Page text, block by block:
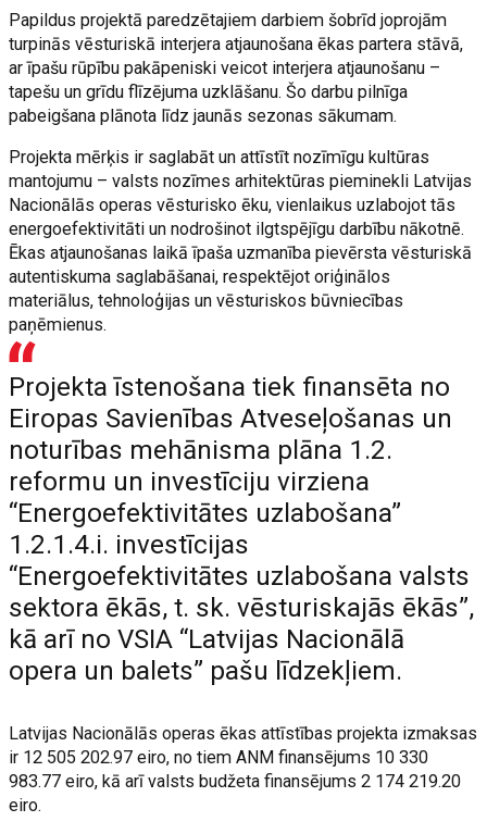
Papildus projektā paredzētajiem darbiem šobrīd joprojām
turpinās vēsturiskā interjera atjaunošana ēkas partera stāvā,
ar īpašu rūpību pakāpeniski veicot interjera atjaunošanu –
tapešu un grīdu flīzējuma uzklāšanu. Šo darbu pilnīga
pabeigšana plānota līdz jaunās sezonas sākumam.
Projekta mērķis ir saglabāt un attīstīt nozīmīgu kultūras
mantojumu – valsts nozīmes arhitektūras pieminekli Latvijas
Nacionālās operas vēsturisko ēku, vienlaikus uzlabojot tās
energoefektivitāti un nodrošinot ilgtspējīgu darbību nākotnē.
Ēkas atjaunošanas laikā īpaša uzmanība pievērsta vēsturiskā
autentiskuma saglabāšanai, respektējot oriģinālos
materiālus, tehnoloģijas un vēsturiskos būvniecības
paņēmienus.
Projekta īstenošana tiek finansēta no
Eiropas Savienības Atveseļošanas un
noturības mehānisma plāna 1.2.
reformu un investīciju virziena
“Energoefektivitātes uzlabošana”
1.2.1.4.i. investīcijas
“Energoefektivitātes uzlabošana valsts
sektora ēkās, t. sk. vēsturiskajās ēkās”,
kā arī no VSIA “Latvijas Nacionālā
opera un balets” pašu līdzekļiem.
Latvijas Nacionālās operas ēkas attīstības projekta izmaksas
ir 12 505 202.97 eiro, no tiem ANM finansējums 10 330
983.77 eiro, kā arī valsts budžeta finansējums 2 174 219.20
eiro.